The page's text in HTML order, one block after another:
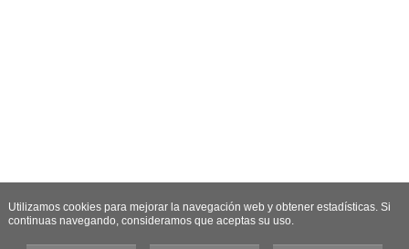
Utilizamos cookies para mejorar la navegación web y obtener estadísticas. Si
continuas navegando, consideramos que aceptas su uso.